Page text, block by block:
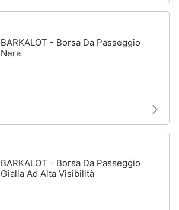
BARKALOT - Borsa Da Passeggio
Nera
BARKALOT - Borsa Da Passeggio
Gialla Ad Alta Visibilità